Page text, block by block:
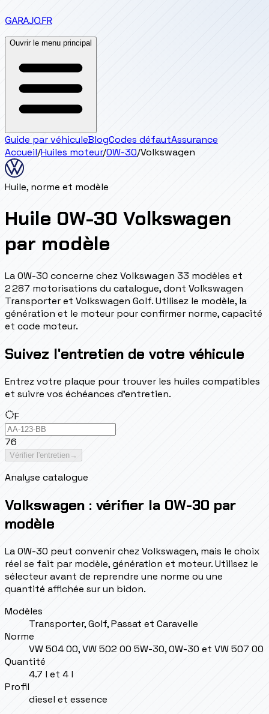
GARAJO.FR
Ouvrir le menu principal
Guide par véhiculeBlogCodes défautAssurance
Accueil/Huiles moteur/0W-30/Volkswagen
Huile, norme et modèle
Huile 0W-30 Volkswagen
par modèle
La 0W-30 concerne chez Volkswagen 33 modèles et
2 287 motorisations du catalogue, dont Volkswagen
Transporter et Volkswagen Golf. Utilisez le modèle, la
génération et le moteur pour confirmer norme, capacité
et code moteur.
Suivez l'entretien de votre véhicule
Entrez votre plaque pour trouver les huiles compatibles
et suivre vos échéances d'entretien.
F
76
Vérifier l'entretien →
Analyse catalogue
Volkswagen : vérifier la 0W-30 par
modèle
La 0W-30 peut convenir chez Volkswagen, mais le choix
réel se fait par modèle, génération et moteur. Utilisez le
sélecteur avant de reprendre une norme ou une
quantité affichée sur un bidon.
Modèles
Transporter, Golf, Passat et Caravelle
Norme
VW 504 00, VW 502 00 5W-30, 0W-30 et VW 507 00
Quantité
4.7 l et 4 l
Profil
diesel et essence